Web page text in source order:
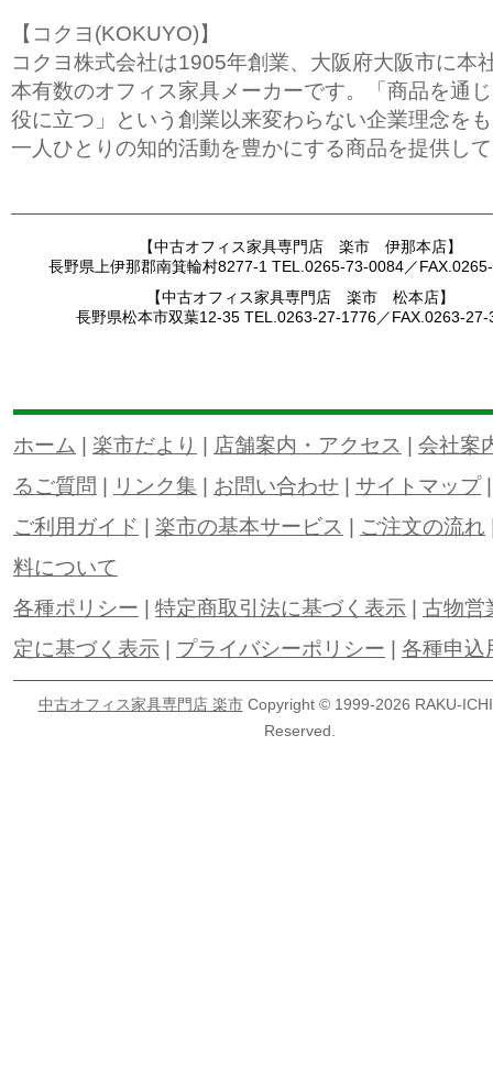
【コクヨ(KOKUYO)】
コクヨ株式会社は1905年創業、大阪府大阪市に本
本有数のオフィス家具メーカーです。「商品を通
役に立つ」という創業以来変わらない企業理念を
一人ひとりの知的活動を豊かにする商品を提供し
【中古オフィス家具専門店 楽市 伊那本店】
長野県上伊那郡南箕輪村8277-1 TEL.0265-73-0084／
【中古オフィス家具専門店 楽市 松本店】
長野県松本市双葉12-35 TEL.0263-27-1776／FAX.0263-27-
ホーム 楽市だより 店舗案内・アクセス
会社案
るご質問
リンク集 お問い合わせ サイトマップ
ご利用ガイド
楽市の基本サービス ご注文の流れ
料について
各種ポリシー
特定商取引法に基づく表示
古物営
定に基づく表示
プライバシーポリシー 各種申込
中古オフィス家具専門店 楽市Copyright © 1999-2026 RAKU-
Reserved.